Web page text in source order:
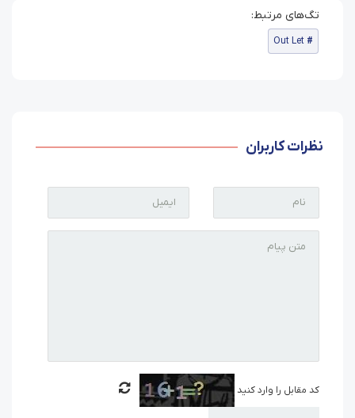
Out Let
نظرات کاربران
کد مقابل را وارد کنید